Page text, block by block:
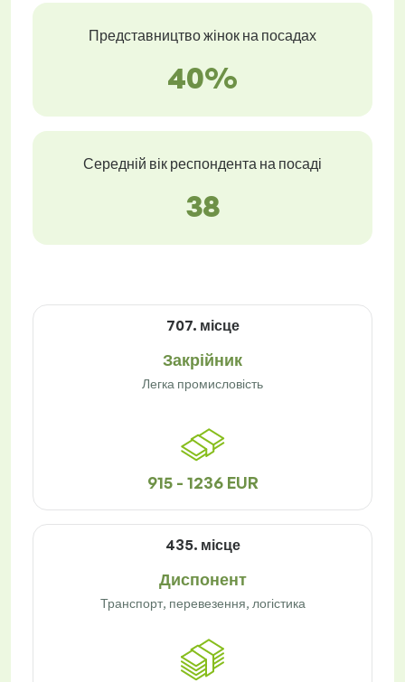
Представництво жінок на посадах
40%
Середній вік респондента на посаді
38
707. місце
Закрійник
Легка промисловість
915 - 1236 EUR
435. місце
Диспонент
Транспорт, перевезення, логістика